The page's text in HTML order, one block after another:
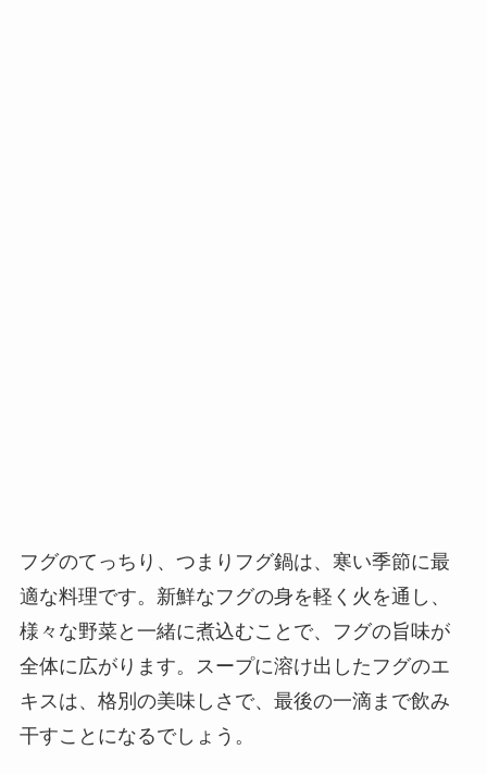
フグのてっちり、つまりフグ鍋は、寒い季節に最
適な料理です。新鮮なフグの身を軽く火を通し、
様々な野菜と一緒に煮込むことで、フグの旨味が
全体に広がります。スープに溶け出したフグのエ
キスは、格別の美味しさで、最後の一滴まで飲み
干すことになるでしょう。